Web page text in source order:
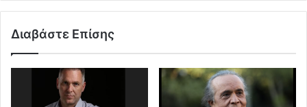
Διαβάστε Επίσης